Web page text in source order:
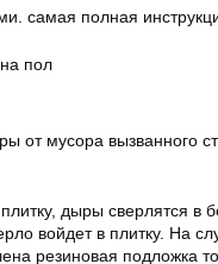
пол
от мусора вызванного
плитку, дыры сверлятся
войдет в плитку. На
резиновая